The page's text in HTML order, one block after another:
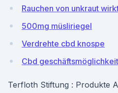
Rauchen von unkraut
500mg müsliriegel
Verdrehte cbd knospe
Cbd
Terfloth Stiftung : Produkte